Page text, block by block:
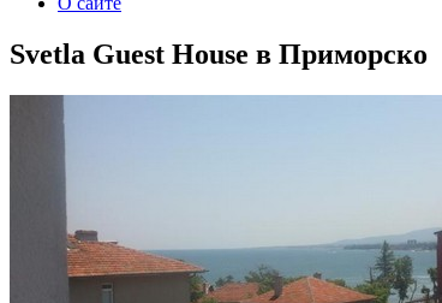
Svetla Guest House в Приморско